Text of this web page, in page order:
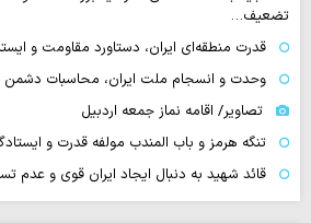
تضعیف…
قدرت منطقه‌ای ایران، دستاورد مقاومت و
وحدت و انسجام ملت ایران، محاسبات دشمن
تصاویر/ اقامه نماز جمعه اردبیل
تنگه‌ هرمز و باب المندب مولفه قدرت و
قائد شهید به دنبال ایجاد ایران قوی و عدم